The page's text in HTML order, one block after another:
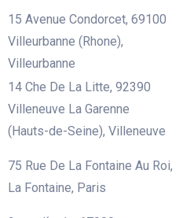
15 Avenue Condorcet, 69100
Villeurbanne (Rhone),
Villeurbanne
14 Che De La Litte, 92390
Villeneuve La Garenne
(Hauts-de-Seine), Villeneuve
75 Rue De La Fontaine Au Roi,
La Fontaine, Paris